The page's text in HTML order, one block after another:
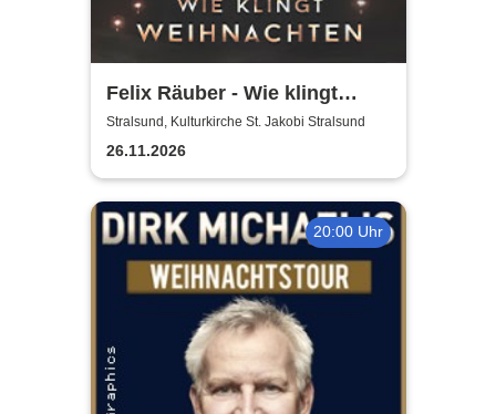
Felix Räuber - Wie klingt
Weihnachten 2026
Stralsund, Kulturkirche St. Jakobi Stralsund
26.11.2026
20:00 Uhr